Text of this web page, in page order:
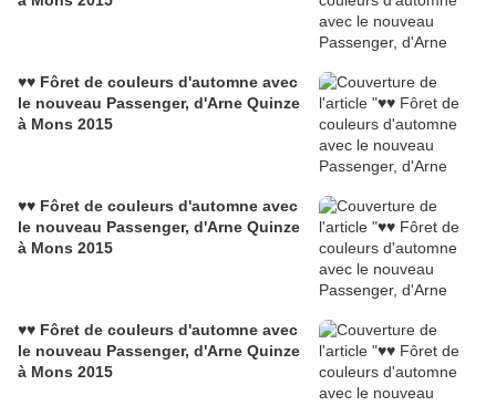
♥♥ Fôret de couleurs d'automne avec
le nouveau Passenger, d'Arne Quinze
à Mons 2015
♥♥ Fôret de couleurs d'automne avec
le nouveau Passenger, d'Arne Quinze
à Mons 2015
♥♥ Fôret de couleurs d'automne avec
le nouveau Passenger, d'Arne Quinze
à Mons 2015